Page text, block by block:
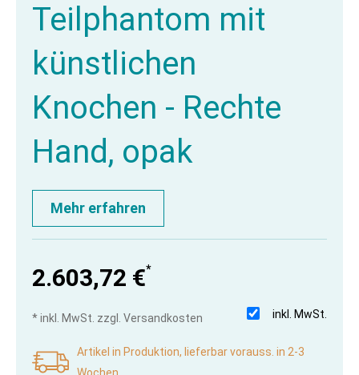
Teilphantom mit
künstlichen
Knochen - Rechte
Hand, opak
Mehr erfahren
2.603,72 €*
inkl. MwSt.
* inkl. MwSt. zzgl. Versandkosten
Artikel in Produktion, lieferbar vorauss. in 2-3